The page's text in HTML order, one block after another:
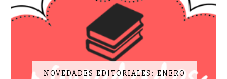
NOVEDADES EDITORIALES: ENERO